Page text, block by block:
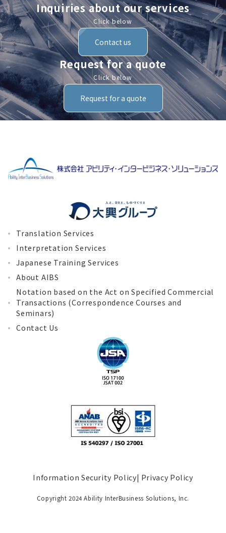
Inquiries about our services
Click below
Contact us
Request for a quote
Click below
Request for a quote
Translation Services
Interpretation Services
Japanese Training Services
About AIBS
Notation based on the Act on Specified Commercial
Transactions (Correspondence Courses and
Seminars)
Contact Us
Information Security Policy| Privacy Policy
Copyright 2024 Ability InterBusiness Solutions, Inc.